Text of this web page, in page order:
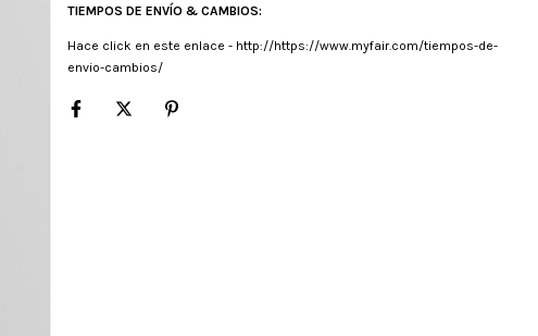
TIEMPOS DE ENVÍO & CAMBIOS:
Hace click en este enlace - http://https://www.myfair.com/tiempos-de-
envio-cambios/